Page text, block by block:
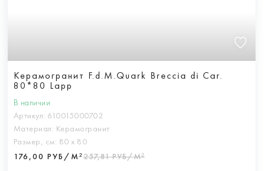
Керамогранит F.d.M.Quark Breccia di Car.
80*80 Lapp
В наличии
Артикул: 610015000702
Материал: Керамогранит
Размер, см: 80 х 80
176,00 РУБ/М²257,81 РУБ/М²